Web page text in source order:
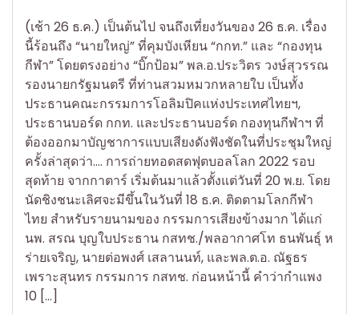
(เช้า 26 ธ.ค.) เป็นต้นไป จนถึงเที่ยงวันของ 26 ธ.ค. เรื่อง
นี้ร้อนถึง “นายใหญ่” ที่คุมบังเหียน “กกท.” และ “กองทุน
กีฬา” โดยตรงอย่าง “บิ๊กป้อม” พล.อ.ประวิตร วงษ์สุวรรณ
รองนายกรัฐมนตรี ที่ท่านสวมหมวกหลายใบ เป็นทั้ง
ประธานคณะกรรมการโอลิมปิคแห่งประเทศไทยฯ,
ประธานบอร์ด กกท. และประธานบอร์ด กองทุนกีฬาฯ ที่
ต้องออกมาบัญชาการแบบเสียงดังฟังชัดในที่ประชุมใหญ่
ครั้งล่าสุดว่า…. การถ่ายทอดสดฟุตบอลโลก 2022 รอบ
สุดท้าย จากกาตาร์ เริ่มต้นมาแล้วตั้งแต่วันที่ 20 พ.ย. โดย
นัดชิงชนะเลิศจะมีขึ้นในวันที่ 18 ธ.ค. ติดตามโลกกีฬา
ไทย สำหรับรายนามของ กรรมการเสียงข้างมาก ได้แก่
นพ. สรณ บุญใบประธาน กสทช./พลอากาศโท ธนพันธุ์ ห
ร่ายเจริญ, นายต่อพงศ์ เสลานนท์, และพล.ต.อ. ณัฐธร
เพราะสุนทร กรรมการ กสทช. ก่อนหน้านี้ คำว่ากำแพง
10 […]